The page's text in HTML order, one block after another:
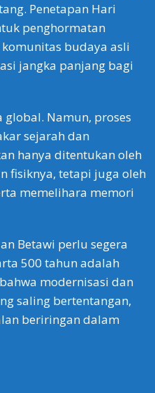
Penetapan Hari
penghormatan
budaya asli
jangka panjang bagi
Namun, proses
sejarah dan
hanya ditentukan oleh
fisiknya, tetapi juga oleh
memelihara memori
Betawi perlu segera
500 tahun adalah
modernisasi dan
saling bertentangan,
beriringan dalam